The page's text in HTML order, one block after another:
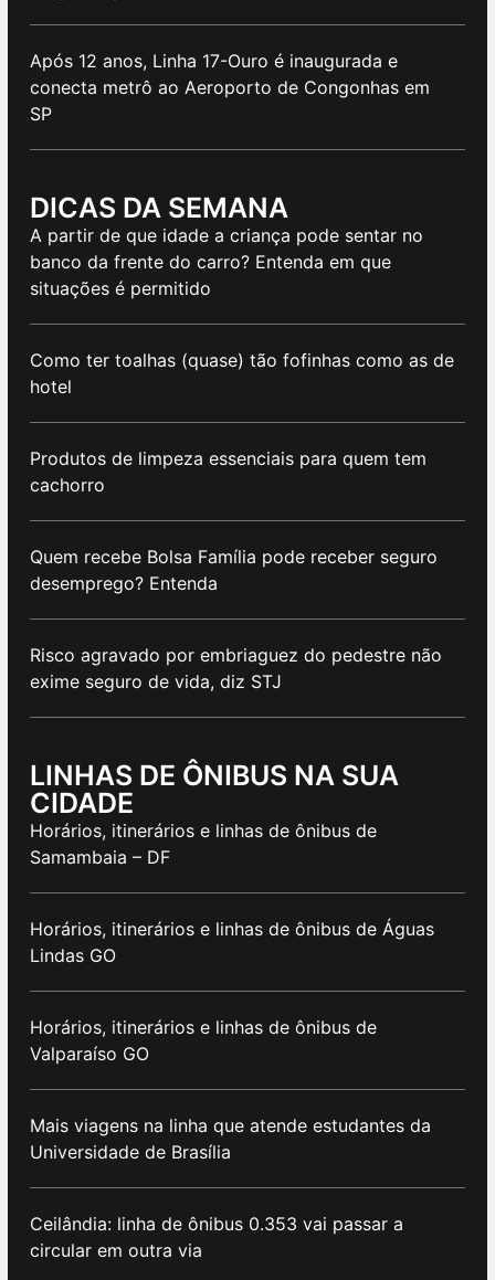
Após 12 anos, Linha 17-Ouro é inaugurada e
conecta metrô ao Aeroporto de Congonhas em
SP
DICAS DA SEMANA
A partir de que idade a criança pode sentar no
banco da frente do carro? Entenda em que
situações é permitido
Como ter toalhas (quase) tão fofinhas como as de
hotel
Produtos de limpeza essenciais para quem tem
cachorro
Quem recebe Bolsa Família pode receber seguro
desemprego? Entenda
Risco agravado por embriaguez do pedestre não
exime seguro de vida, diz STJ
LINHAS DE ÔNIBUS NA SUA
CIDADE
Horários, itinerários e linhas de ônibus de
Samambaia – DF
Horários, itinerários e linhas de ônibus de Águas
Lindas GO
Horários, itinerários e linhas de ônibus de
Valparaíso GO
Mais viagens na linha que atende estudantes da
Universidade de Brasília
Ceilândia: linha de ônibus 0.353 vai passar a
circular em outra via